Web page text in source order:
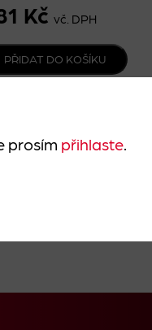
prosím přihlaste
Kč vč. DPH
PŘIDAT DO KOŠÍKU